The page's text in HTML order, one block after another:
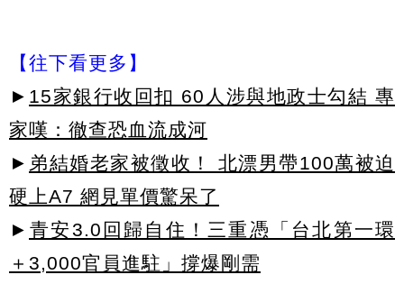
【往下看更多】
► 15家銀行收回扣 60人涉與地政士勾結 專
家嘆：徹查恐血流成河
► 弟結婚老家被徵收！ 北漂男帶100萬被迫
硬上A7 網見單價驚呆了
► 青安3.0回歸自住！三重憑「台北第一環
＋3,000官員進駐」撐爆剛需